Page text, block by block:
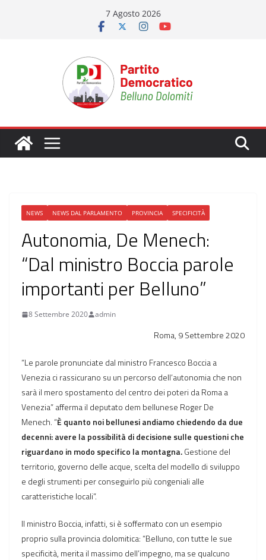
7 Agosto 2026
NEWS NEWS DAL PARLAMENTO PROVINCIA SPECIFICITÀ
Autonomia, De Menech:
“Dal ministro Boccia parole
importanti per Belluno”
8 Settembre 2020 admin
Roma, 9 Settembre 2020
“Le parole pronunciate dal ministro Francesco Boccia a
Venezia ci rassicurano su un percorso dell’autonomia che non
sarà il mero spostamento del centro dei poteri da Roma a
Venezia” afferma il deputato dem bellunese Roger De
Menech. “È quanto noi bellunesi andiamo chiedendo da due
decenni: avere la possibilità di decisione sulle questioni che
riguardano in modo specifico la montagna.Gestione del
territorio, governo delle acque, scelta del modello di sviluppo
e degli strumenti per conseguirlo più congeniali alle
caratteristiche locali”.
Il ministro Boccia, infatti, si è soffermato con un esempio
proprio sulla provincia dolomitica: “Belluno, con tutte le sue
specificità, merita il massimo dell’impegno, ma se qualcuno